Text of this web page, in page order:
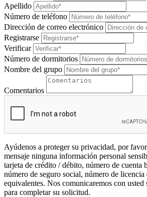
Apellido
Número de teléfono
Dirección de correo electrónico
Registrarse
Verificar
Número de dormitorios
Nombre del grupo
Comentarios
Ayúdenos a proteger su privacidad, por
mensaje ninguna información personal
tarjeta de crédito / débito, número de cuenta
número de seguro social, número de
equivalentes. Nos comunicaremos con usted
para completar su solicitud.